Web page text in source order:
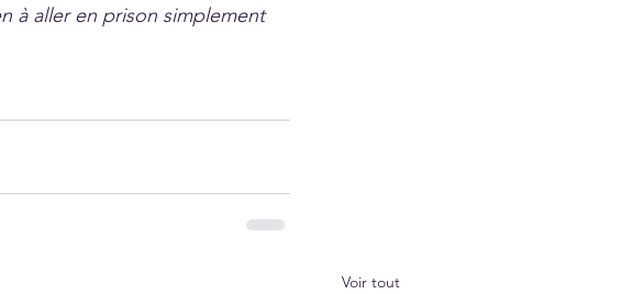
à aller en prison simplement
Voir tout